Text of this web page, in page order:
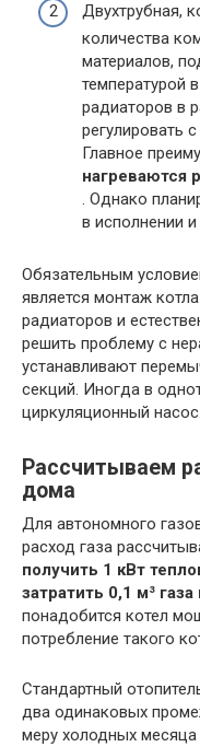
Двухтрубная,
количества
материалов,
температурой
радиаторов в
регулировать
Главное
нагреваются
. Однако
в исполнении
Обязательным
является монтаж
радиаторов и
решить проблему с
устанавливают
секций. Иногда в
циркуляционный насос.
Рассчитываем
дома
Для автономного
расход газа
получить 1 кВт
затратить 0,1 м³ газа
понадобится котел
потребление такого
Стандартный
два одинаковых
меру холодных